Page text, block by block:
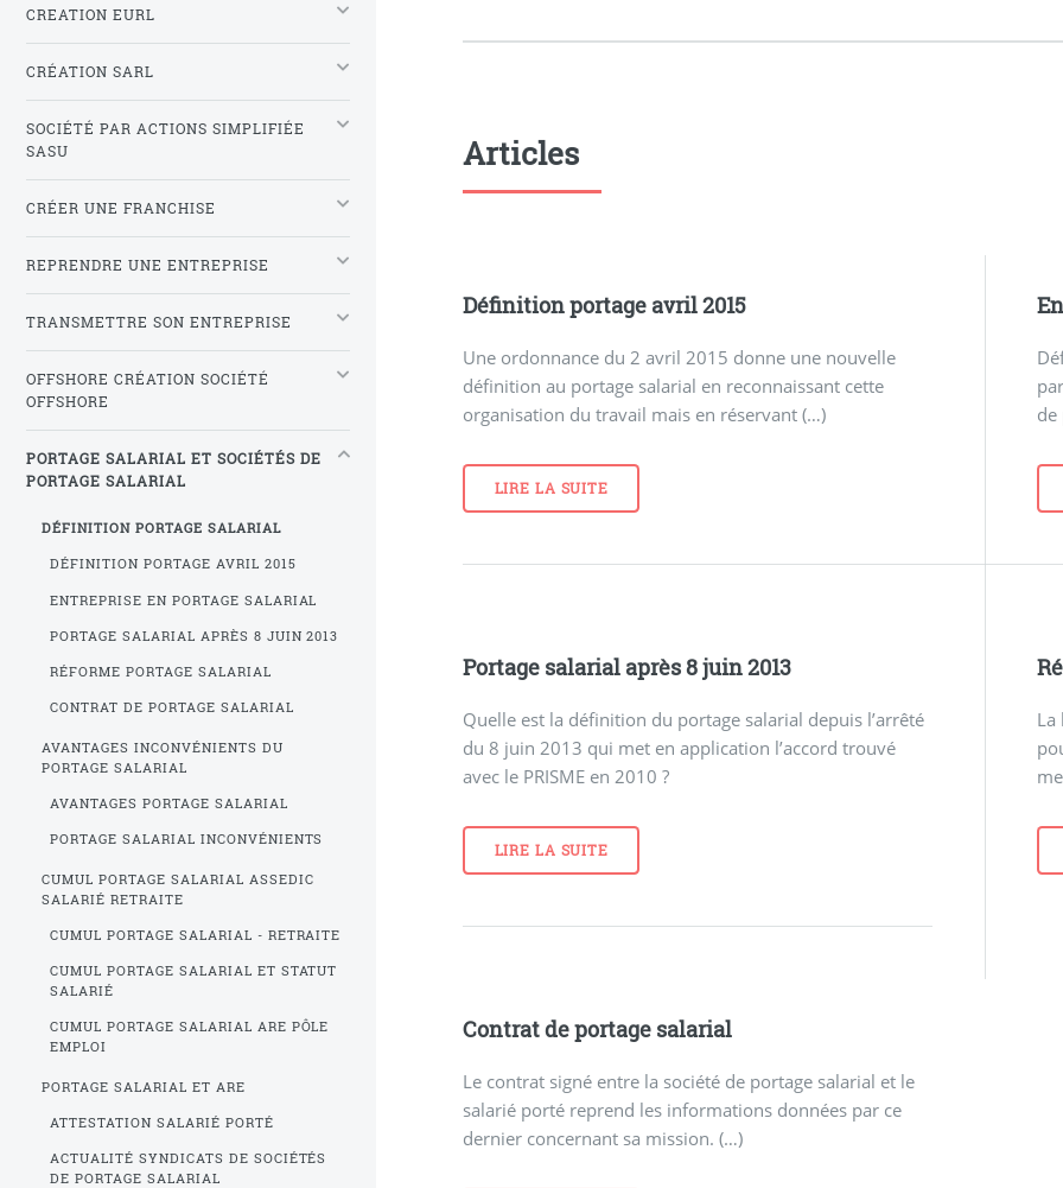
Articles
Définition portage avril 2015
Une ordonnance du 2 avril 2015 donne une nouvelle
définition au portage salarial en reconnaissant cette
organisation du travail mais en réservant (…)
LIRE LA SUITE
de
Portage salarial après 8 juin 2013
Quelle est la définition du portage salarial depuis l’arrêté
du 8 juin 2013 qui met en application l’accord trouvé
avec le PRISME en 2010 ?
LIRE LA SUITE
La
Contrat de portage salarial
Le contrat signé entre la société de portage salarial et le
salarié porté reprend les informations données par ce
dernier concernant sa mission. (…)
CREATION EURL
CRÉATION SARL
SOCIÉTÉ PAR ACTIONS SIMPLIFIÉE
SASU
CRÉER UNE FRANCHISE
REPRENDRE UNE ENTREPRISE
TRANSMETTRE SON ENTREPRISE
OFFSHORE CRÉATION SOCIÉTÉ
OFFSHORE
PORTAGE SALARIAL ET SOCIÉTÉS DE
PORTAGE SALARIAL
DÉFINITION PORTAGE SALARIAL
DÉFINITION PORTAGE AVRIL 2015
ENTREPRISE EN PORTAGE SALARIAL
PORTAGE SALARIAL APRÈS 8 JUIN 2013
RÉFORME PORTAGE SALARIAL
CONTRAT DE PORTAGE SALARIAL
AVANTAGES INCONVÉNIENTS DU
PORTAGE SALARIAL
AVANTAGES PORTAGE SALARIAL
PORTAGE SALARIAL INCONVÉNIENTS
CUMUL PORTAGE SALARIAL ASSEDIC
SALARIÉ RETRAITE
CUMUL PORTAGE SALARIAL - RETRAITE
CUMUL PORTAGE SALARIAL ET STATUT
SALARIÉ
CUMUL PORTAGE SALARIAL ARE PÔLE
EMPLOI
PORTAGE SALARIAL ET ARE
ATTESTATION SALARIÉ PORTÉ
ACTUALITÉ SYNDICATS DE SOCIÉTÉS
DE PORTAGE SALARIAL